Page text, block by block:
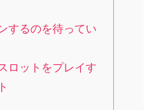
するのを待ってい
ロットをプレイす